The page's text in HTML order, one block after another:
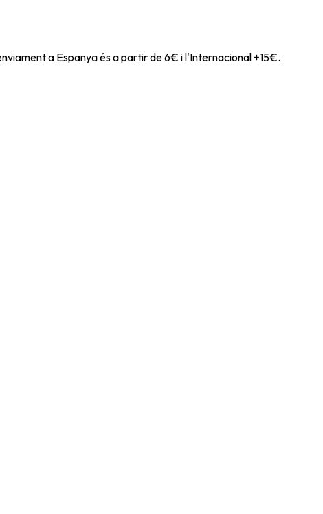
a Espanya és a partir de 6€ i l'Internacional +15€.